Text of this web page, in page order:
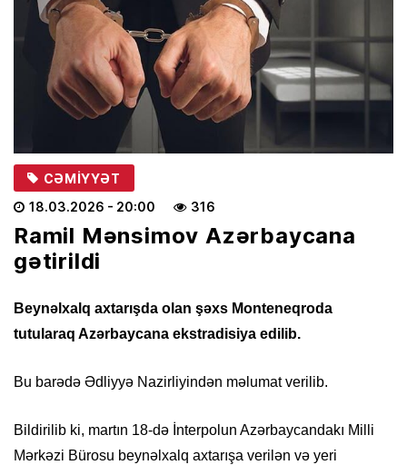
CƏMIYYƏT
18.03.2026 - 20:00 316
Ramil Mənsimov Azərbaycana
gətirildi
Beynəlxalq axtarışda olan şəxs Monteneqroda
tutularaq Azərbaycana ekstradisiya edilib.
Bu barədə Ədliyyə Nazirliyindən məlumat verilib.
Bildirilib ki, martın 18-də İnterpolun Azərbaycandakı Milli
Mərkəzi Bürosu beynəlxalq axtarışa verilən və yeri